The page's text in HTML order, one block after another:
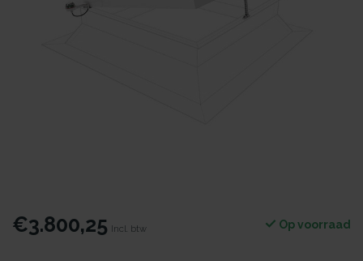
€3.800,25 Incl. btw Op voorraad